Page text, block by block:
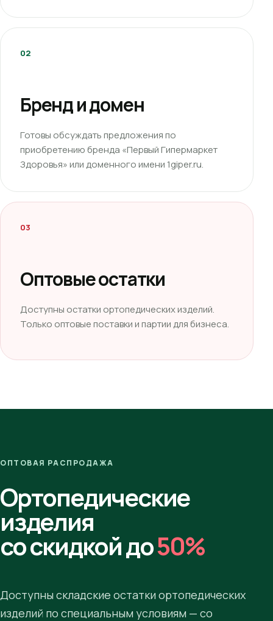
02
Бренд и домен
Готовы обсуждать предложения по
приобретению бренда «Первый Гипермаркет
Здоровья» или доменного имени 1giper.ru.
03
Оптовые остатки
Доступны остатки ортопедических изделий.
Только оптовые поставки и партии для бизнеса.
ОПТОВАЯ РАСПРОДАЖА
Ортопедические
изделия
со скидкой до50%
Доступны складские остатки ортопедических
изделий по специальным условиям — со